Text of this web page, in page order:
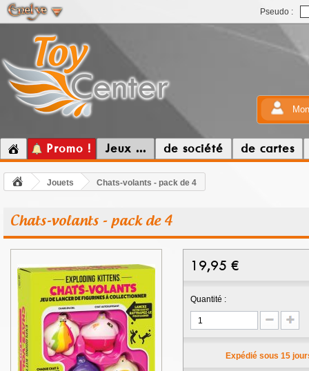
Pseudo :
Promo ! Jeux ... de société de cartes
Jouets Chats-volants - pack de 4
Chats-volants - pack de 4
19,95 €
Quantité :
Expédié sous 15